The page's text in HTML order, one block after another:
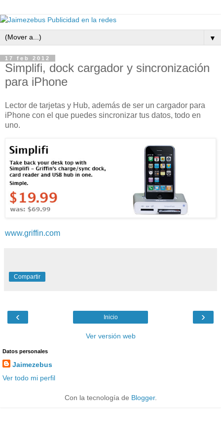
▼
17 feb 2012
Simplifi, dock cargador y sincronización
para iPhone
Lector de tarjetas y Hub, además de ser un cargador para
iPhone con el que puedes sincronizar tus datos, todo en
uno.
www.griffin.com
Compartir
‹ ›
Inicio
Ver versión web
Datos personales
Jaimezebus
Ver todo mi perfil
Con la tecnología de Blogger.